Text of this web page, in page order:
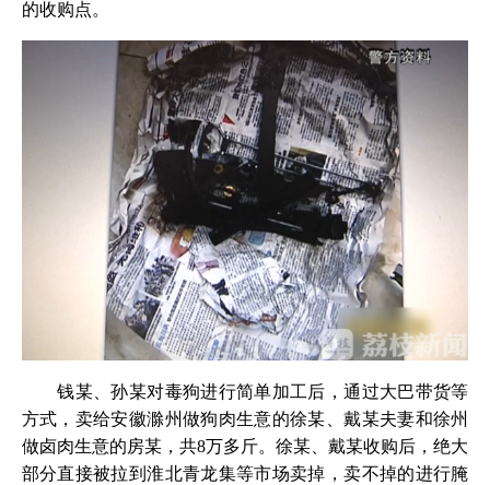
的收购点。
钱某、孙某对毒狗进行简单加工后，通过大巴带货等
方式，卖给安徽滁州做狗肉生意的徐某、戴某夫妻和徐州
做卤肉生意的房某，共8万多斤。徐某、戴某收购后，绝大
部分直接被拉到淮北青龙集等市场卖掉，卖不掉的进行腌